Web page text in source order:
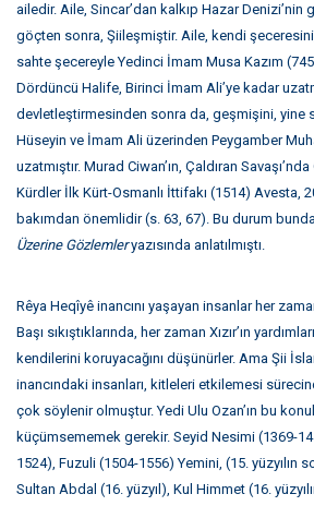
ailedir. Aile, Sincar’dan kalkıp Hazar Denizi’nin
göçten sonra, Şiileşmiştir. Aile, kendi
sahte şecereyle Yedinci İmam Musa Kazım
Dördüncü Halife, Birinci İmam Ali’ye kadar
devletleştirmesinden sonra da, geşmişini, yine
Hüseyin ve İmam Ali üzerinden Peygamber
uzatmıştır. Murad Ciwan’ın, Çaldıran
Kürdler İlk Kürt-Osmanlı İttifakı (1514) Avesta,
bakımdan önemlidir (s. 63, 67). Bu durum
Üzerine Gözlemleryazısında anlatılmıştı.
Rêya Heqîyê inancını yaşayan insanlar her
Başı sıkıştıklarında, her zaman Xızır’ın
kendilerini koruyacağını düşünürler. Ama Şii
inancındaki insanları, kitleleri etkilemesi
çok söylenir olmuştur. Yedi Ulu Ozan’ın bu
küçümsememek gerekir. Seyid Nesimi (1369-
1524), Fuzuli (1504-1556) Yemini, (15. yüzyılın
Sultan Abdal (16. yüzyıl), Kul Himmet (16.